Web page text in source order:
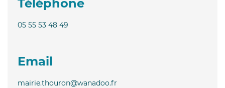
Téléphone
05 55 53 48 49
Email
mairie.thouron@wanadoo.fr